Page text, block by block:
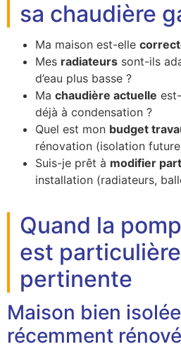
sa chaudière
Ma maison est-elle
Mes radiateurs sont-ils
d’eau plus basse ?
Ma chaudière actuelle
déjà à condensation ?
Quel est mon budget
rénovation (isolation
Suis-je prêt à modifier
installation (radiateurs,
Quand la
est
pertinente
Maison bien
récemment